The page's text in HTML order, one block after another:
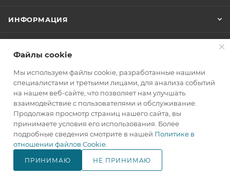
В КОРЗИНУ
ИНФОРМАЦИЯ
+7(800)707-67-25
ЗАКАЗАТЬ ЗВОНОК
info@makita.one
105122, г. Москва, м. Черкизовская
(МЦК Локомотив), Щелковское
шоссе дом 3, стр. 1, ТЦ "Город
Хобби", корпус Б, 4 этаж, павильон
Файлы cookie
Мы используем файлы cookie, разработанные нашими
специалистами и третьими лицами, для анализа событий
на нашем веб-сайте, что позволяет нам улучшать
взаимодействие с пользователями и обслуживание.
Продолжая просмотр страниц нашего сайта, вы
принимаете условия его использования. Более
подробные сведения смотрите в нашей Политике в
отношении файлов Cookie
ПРИНИМАЮ НЕ ПРИНИМАЮ